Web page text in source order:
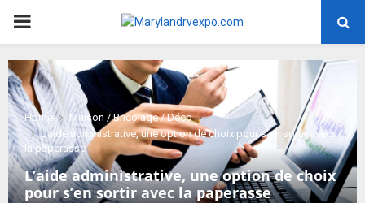
PRIMARY
MENU
Home
Maison / Bricolage / Déco
L’aide administrative, une option de choix pour s’en sortir avec
la paperasse
L’aide administrative, une option de choix
pour s’en sortir avec la paperasse